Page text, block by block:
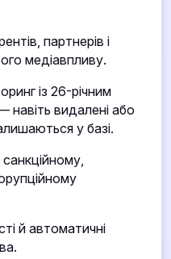
партнерів і
медіавпливу.
із 26-річним
навіть видалені або
у базі.
й автоматичні